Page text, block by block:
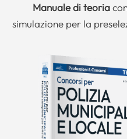
Manualedi teoria
simulazione per la